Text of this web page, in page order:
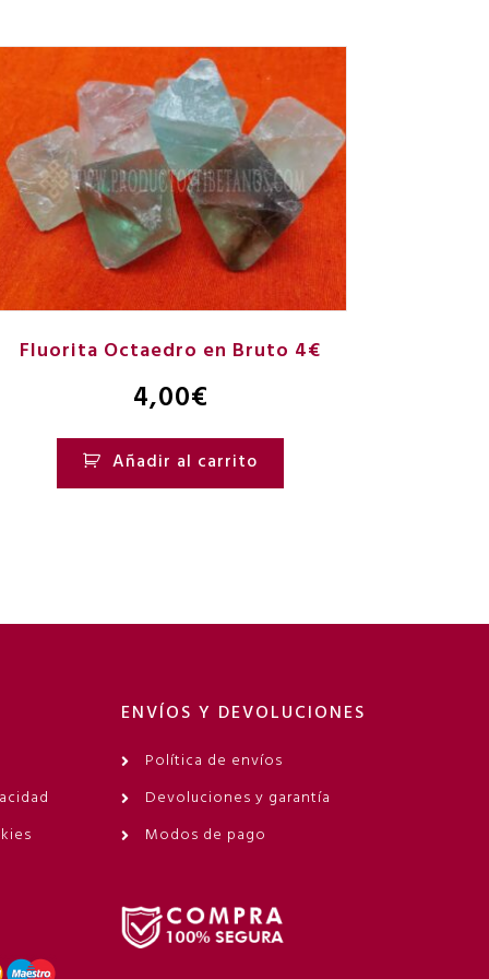
Fluorita Octaedro en Bruto 4€
4,00€
Añadir al carrito
ENVÍOS Y DEVOLUCIONES
Política de envíos
Devoluciones y garantía
Modos de pago